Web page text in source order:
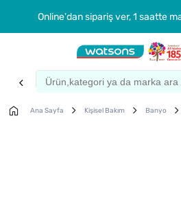
Online'dan sipariş ver, 1 saatte
Ana Sayfa Kişisel Bakım Banyo